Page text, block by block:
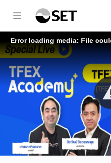
Error loading media: File